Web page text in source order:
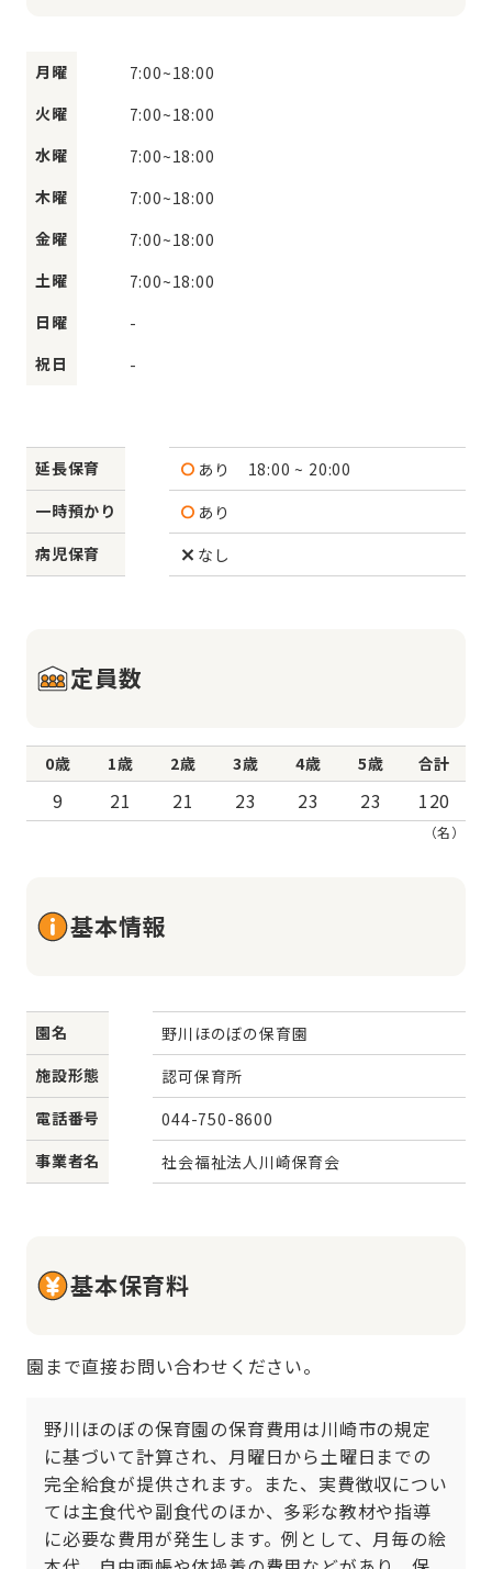
月曜 7:00~18:00
火曜
7:00~18:00
水曜
7:00~18:00
木曜
7:00~18:00
金曜
7:00~18:00
土曜
7:00~18:00
日曜
-
祝日
-
延長保育 あり
18:00 ~ 20:00
一時預かり
あり
病児保育
なし
定員数
0歳 1歳 2歳 3歳 4歳 5歳 合計
9 21 21 23 23 23 120
（名）
基本情報
園名
野川ほのぼの保育園
施設形態
認可保育所
電話番号
044-750-8600
事業者名
社会福祉法人川崎保育会
基本保育料
園まで直接お問い合わせください。
野川ほのぼの保育園の保育費用は川崎市の規定
に基づいて計算され、月曜日から土曜日までの
完全給食が提供されます。また、実費徴収につい
ては主食代や副食代のほか、多彩な教材や指導
に必要な費用が発生します。例として、月毎の絵